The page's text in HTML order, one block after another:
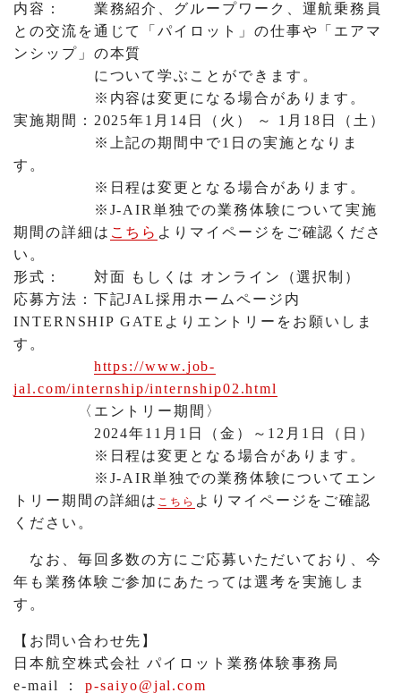
内容： 業務紹介、グループワーク、運航乗務員
との交流を通じて「パイロット」の仕事や「エアマ
ンシップ」の本質
について学ぶことができます。
※内容は変更になる場合があります。
実施期間：2025年1月14日（火） ～ 1月18日（土）
※上記の期間中で1日の実施となりま
す。
※日程は変更となる場合があります。
※J-AIR単独での業務体験について実施
期間の詳細は こちら よりマイページをご確認くださ
い。
形式： 対面 もしくは オンライン（選択制）
応募方法：下記JAL採用ホームページ内
INTERNSHIP GATEよりエントリーをお願いしま
す。
https://www.job-
jal.com/internship/internship02.html
〈エントリー期間〉
2024年11月1日（金）～12月1日（日）
※日程は変更となる場合があります。
※J-AIR単独での業務体験についてエン
トリー期間の詳細は こちら よりマイページをご確認
ください。
なお、毎回多数の方にご応募いただいており、今
年も業務体験ご参加にあたっては選考を実施しま
す。
【お問い合わせ先】
日本航空株式会社 パイロット業務体験事務局
e-mail ：p-saiyo@jal.com